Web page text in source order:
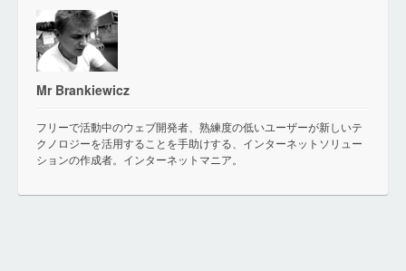
Mr Brankiewicz
フリーで活動中のウェブ開発者、熟練度の低いユーザーが新しいテ
クノロジーを活用することを手助けする、インターネットソリュー
ションの作成者。インターネットマニア。